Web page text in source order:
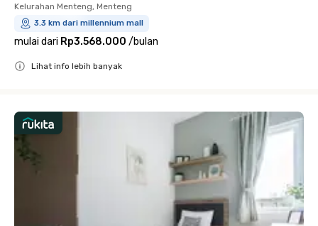
Kelurahan Menteng, Menteng
3.3 km dari millennium mall
mulai dari Rp3.568.000 /bulan
Lihat info lebih banyak